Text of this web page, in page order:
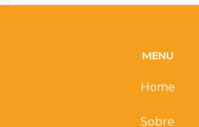
MENU
Home
Sobre